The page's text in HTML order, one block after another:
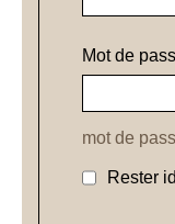
Mot de
mot de
Rester